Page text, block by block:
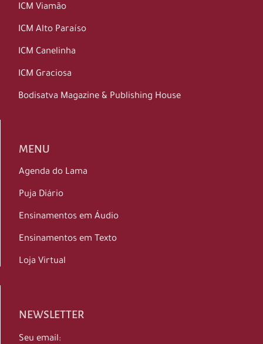
ICM Viamão
ICM Alto Paraíso
ICM Canelinha
ICM Graciosa
Bodisatva Magazine & Publishing House
MENU
Agenda do Lama
Puja Diário
Ensinamentos em Áudio
Ensinamentos em Texto
Loja Virtual
NEWSLETTER
Seu email: